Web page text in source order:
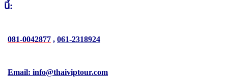
นี้:
081-0042877 , 061-2318924
Email: info@thaiviptour.com